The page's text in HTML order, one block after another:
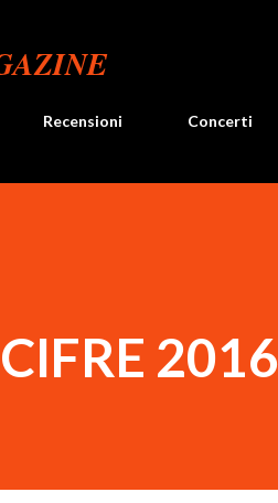
Recensioni Concerti
2016